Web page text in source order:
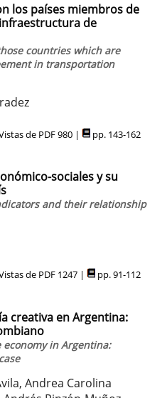
los países miembros de
de
countries which are
in transportation
de PDF 980 | pp. 143-162
sociales y su
and their relationship
de PDF 1247 | pp. 91-112
creativa en Argentina:
in Argentina:
Andrea Carolina